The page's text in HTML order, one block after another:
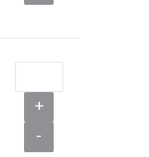
+
-